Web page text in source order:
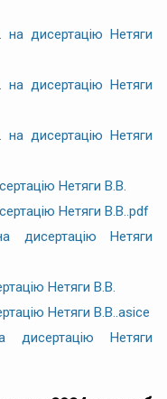
на дисертацію Нетяги
на дисертацію Нетяги
на дисертацію Нетяги
Нетяги В.В.
Нетяги В.В..pdf
дисертацію Нетяги
Нетяги В.В.
Нетяги В.В..asice
дисертацію Нетяги